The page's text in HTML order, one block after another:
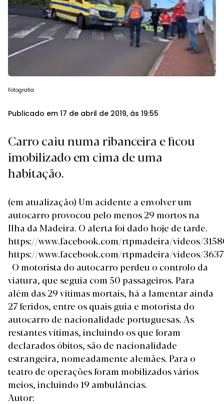
Fotografia
Publicado em 17 de abril de 2019, às 19:55
Carro caiu numa ribanceira e ficou
imobilizado em cima de uma
habitação.
(em atualização) Um acidente a envolver um
autocarro provocou pelo menos 29 mortos na
Ilha da Madeira. O alerta foi dado hoje de tarde.
https://www.facebook.com/rtpmadeira/videos/
https://www.facebook.com/rtpmadeira/videos/
O motorista do autocarro perdeu o controlo da
viatura, que seguia com 50 passageiros. Para
além das 29 vítimas mortais, há a lamentar ainda
27 feridos, entre os quais guia e motorista do
autocarro de nacionalidade portuguesas. As
restantes vítimas, incluindo os que foram
declarados óbitos, são de nacionalidade
estrangeira, nomeadamente alemães. Para o
teatro de operações foram mobilizados vários
meios, incluindo 19 ambulâncias.
Autor: